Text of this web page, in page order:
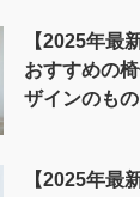
【2025年最
おすすめの
ザインのもの
【2025年最